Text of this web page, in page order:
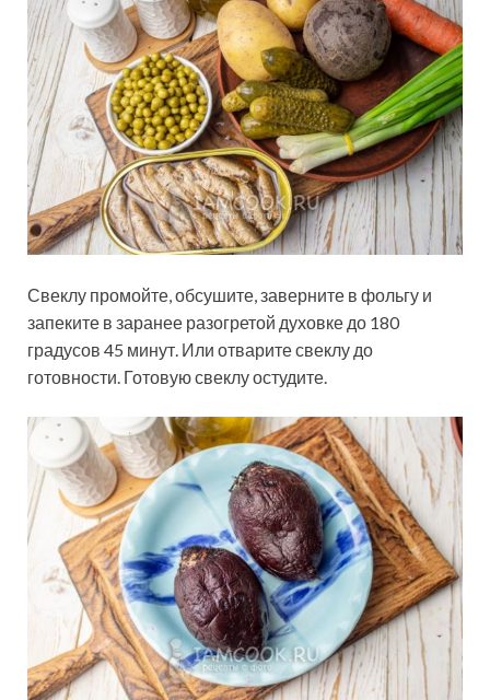
Свеклу промойте, обсушите, заверните в фольгу и
запеките в заранее разогретой духовке до 180
градусов 45 минут. Или отварите свеклу до
готовности. Готовую свеклу остудите.